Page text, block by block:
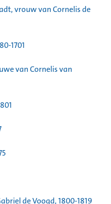
vrouw van Cornelis de
1701
van Cornelis van
de Voogd, 1800-1819